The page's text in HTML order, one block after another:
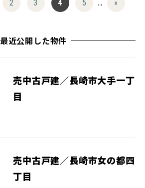
2 3 4 5 »
最近公開した物件
売中古戸建／長崎市大手一丁
目
売中古戸建／長崎市女の都四
丁目